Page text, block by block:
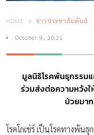
HOME ข่าวประชาสัมพันธ์
October 9, 2021
มูลนิธิโรคพันธุกรรมแ
ร่วมส่งต่อความหวังใ
ป่วยมา
โรคโกเช่ร์ เป็นโรคทางพัน